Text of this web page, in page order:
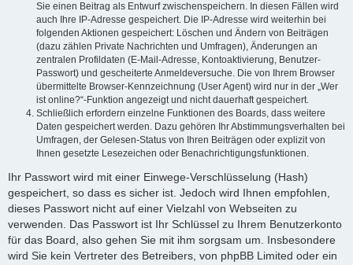
Sie einen Beitrag als Entwurf zwischenspeichern. In diesen Fällen wird
auch Ihre IP-Adresse gespeichert. Die IP-Adresse wird weiterhin bei
folgenden Aktionen gespeichert: Löschen und Ändern von Beiträgen
(dazu zählen Private Nachrichten und Umfragen), Änderungen an
zentralen Profildaten (E-Mail-Adresse, Kontoaktivierung, Benutzer-
Passwort) und gescheiterte Anmeldeversuche. Die von Ihrem Browser
übermittelte Browser-Kennzeichnung (User Agent) wird nur in der „Wer
ist online?“-Funktion angezeigt und nicht dauerhaft gespeichert.
Schließlich erfordern einzelne Funktionen des Boards, dass weitere
Daten gespeichert werden. Dazu gehören Ihr Abstimmungsverhalten bei
Umfragen, der Gelesen-Status von Ihren Beiträgen oder explizit von
Ihnen gesetzte Lesezeichen oder Benachrichtigungsfunktionen.
Ihr Passwort wird mit einer Einwege-Verschlüsselung (Hash)
gespeichert, so dass es sicher ist. Jedoch wird Ihnen empfohlen,
dieses Passwort nicht auf einer Vielzahl von Webseiten zu
verwenden. Das Passwort ist Ihr Schlüssel zu Ihrem Benutzerkonto
für das Board, also gehen Sie mit ihm sorgsam um. Insbesondere
wird Sie kein Vertreter des Betreibers, von phpBB Limited oder ein